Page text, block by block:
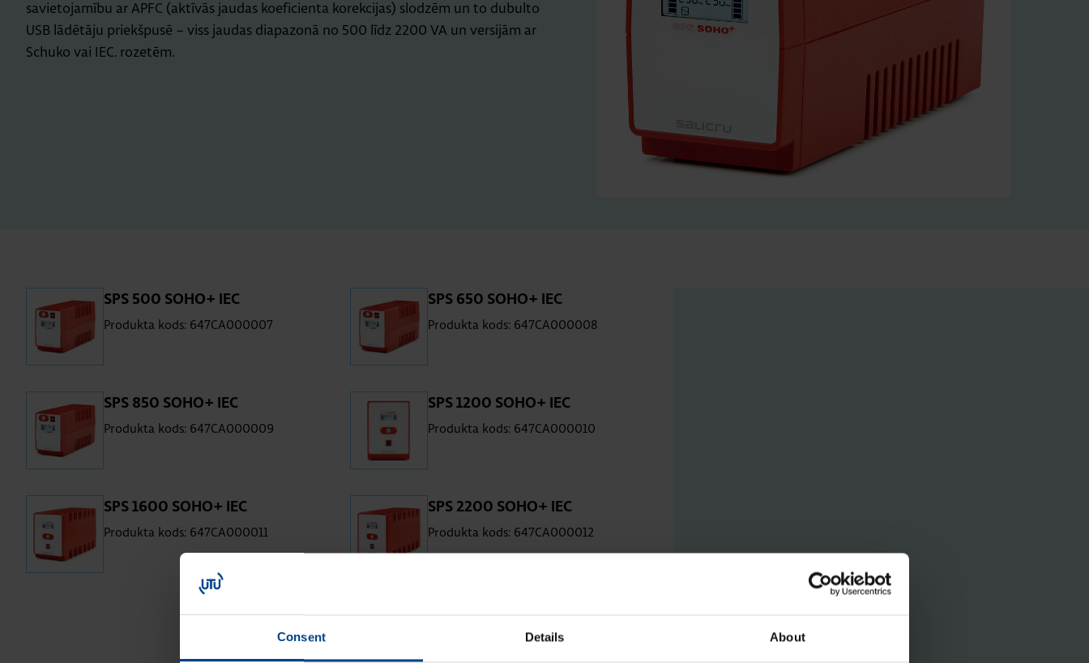
Consent Details About
savietojamību ar APFC (aktīvās jaudas koeficienta korekcijas) slodzēm un to dubulto
USB lādētāju priekšpusē – viss jaudas diapazonā no 500 līdz 2200 VA un versijām ar
Schuko vai IEC. rozetēm.
SPS 500 SOHO+ IEC
Produkta kods: 647CA000007
SPS 650 SOHO+ IEC
Produkta kods: 647CA000008
SPS 850 SOHO+ IEC
Produkta kods: 647CA000009
SPS 1200 SOHO+ IEC
Produkta kods: 647CA000010
SPS 1600 SOHO+ IEC
Produkta kods: 647CA000011
SPS 2200 SOHO+ IEC
Produkta kods: 647CA000012